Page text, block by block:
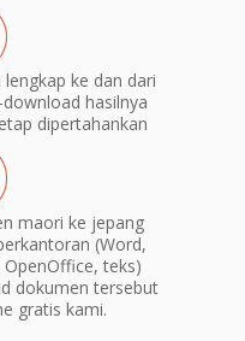
ke dan dari
hasilnya
dipertahankan
maori ke jepang
(Word,
teks)
dokumen tersebut
gratis kami.